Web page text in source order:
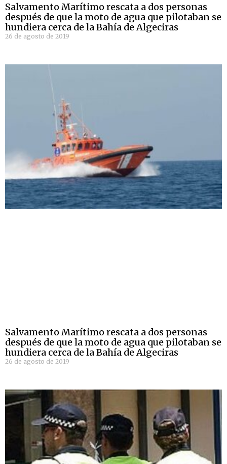
Salvamento Marítimo rescata a dos personas
después de que la moto de agua que pilotaban se
hundiera cerca de la Bahía de Algeciras
26 de agosto de 2019
Salvamento Marítimo rescata a dos personas
después de que la moto de agua que pilotaban se
hundiera cerca de la Bahía de Algeciras
26 de agosto de 2019